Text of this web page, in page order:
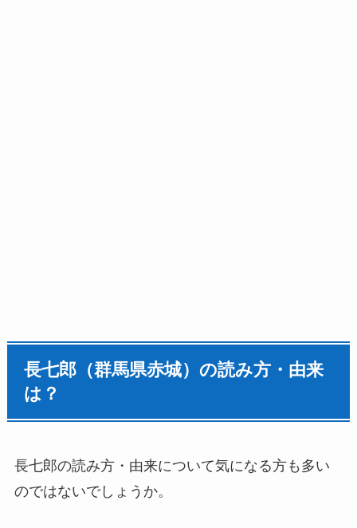
長七郎（群馬県赤城）の読み方・由来
は？
長七郎の読み方・由来について気になる方も多い
のではないでしょうか。